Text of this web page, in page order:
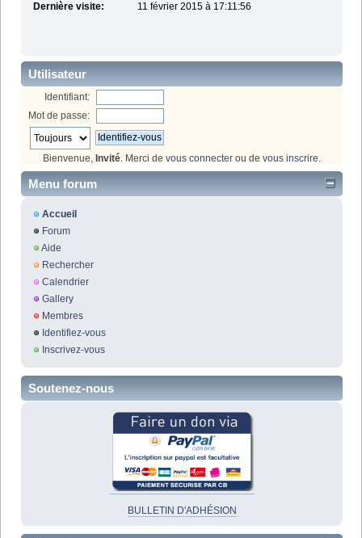
Dernière visite:
11 février 2015 à 17:11:56
Utilisateur
Identifiant:
Mot de passe:
Bienvenue, Invité . Merci de vous connecter ou de vous inscrire
Menu forum
Accueil
Forum
Aide
Rechercher
Calendrier
Gallery
Membres
Identifiez-vous
Inscrivez-vous
Soutenez-nous
BULLETIN D'ADHÉSION